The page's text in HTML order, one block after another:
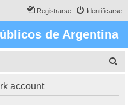
Identificarse
Registrarse
de Argentina
account